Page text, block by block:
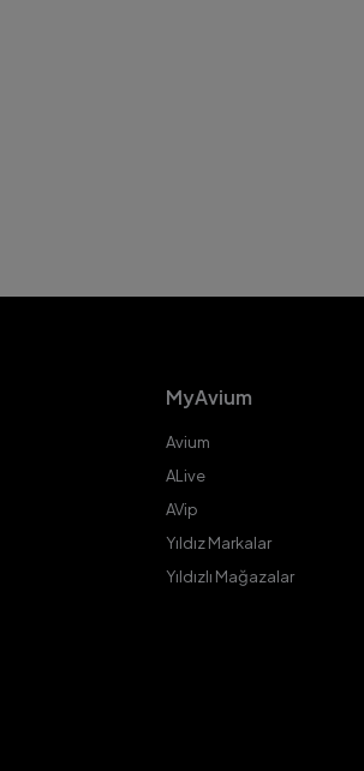
MyAvium
Avium
ALive
AVip
Yıldız Markalar
Yıldızlı Mağazalar